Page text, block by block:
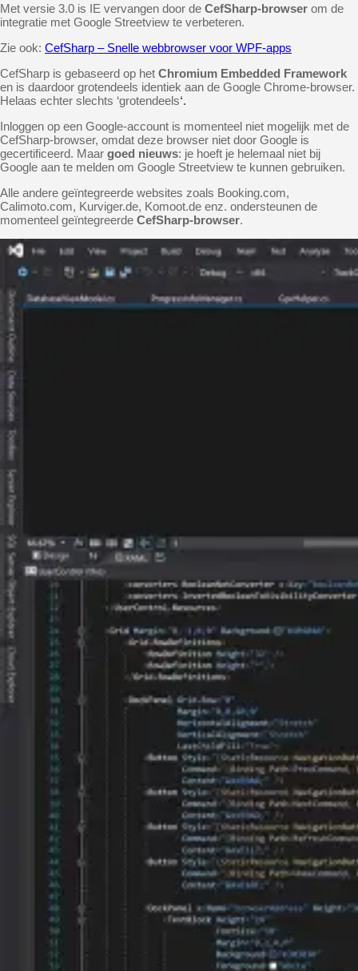
Met versie 3.0 is IE vervangen door de CefSharp-browser om de
integratie met Google Streetview te verbeteren.
Zie ook: CefSharp – Snelle webbrowser voor WPF-apps
CefSharp is gebaseerd op het Chromium Embedded Framework
en is daardoor grotendeels identiek aan de Google Chrome-browser.
Helaas echter slechts ‘grotendeels‘.
Inloggen op een Google-account is momenteel niet mogelijk met de
CefSharp-browser, omdat deze browser niet door Google is
gecertificeerd. Maar goed nieuws: je hoeft je helemaal niet bij
Google aan te melden om Google Streetview te kunnen gebruiken.
Alle andere geïntegreerde websites zoals Booking.com,
Calimoto.com, Kurviger.de, Komoot.de enz. ondersteunen de
momenteel geïntegreerde CefSharp-browser.